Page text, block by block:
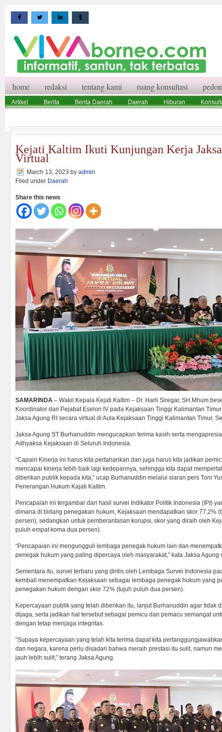
home redaksi tentang kami ruang konsultasi
Artikel Berita Berita Daerah Daerah Hiburan
Kejati Kaltim Ikuti Kunjungan Kerja
Virtual
March 13, 2023 by admin
Filed under Daerah
Share this news
SAMARINDA – Wakil Kepala Kejati Kaltim – Dr. Harli Siregar, SH.Mhum
Koordinator dan Pejabat Eselon IV pada Kejaksaan Tinggi Kalimantan
Jaksa Agung RI secara virtual di Aula Kejaksaan Tinggi Kalimantan Timur,
Jaksa Agung ST Burhanuddin mengucapkan terima kasih serta
Adhyaksa Kejaksaan di Seluruh Indonesia.
“Capain Kinerja ini harus kita pertahankan dan juga harus kita jadikan
mencapai kinerja lebih baik lagi kedepannya, sehingga kita dapat
diberikan publik kepada kita,” ucap Burhanuddin melalui siaran pers Toni
Penerangan Hukum Kajati Kaltim.
Pencapaian ini tergambar dari hasil survei Indikator Politik Indonesia (IPI)
dimana di bidang penegakan hukum, Kejaksaan mendapatkan skor 77,2%
persen), sedangkan untuk pemberantasan korupsi, skor yang diraih oleh
puluh empat koma dua persen).
“Pencapaian ini mengungguli lembaga penegak hukum lain dan
penegak hukum yang paling dipercaya oleh masyarakat,” kata Jaksa Agung
Sementara itu, survei terbaru yang dirilis oleh Lembaga Survei Indonesia
kembali menempatkan Kejaksaan sebagai lembaga penegak hukum yang
penegakan hukum dengan skor 72% (tujuh puluh dua persen).
Kepercayaan publik yang telah diberikan itu, lanjut Burhanuddin agar tidak
dijaga, serta jadikan hal tersebut sebagai pemicu dan pemacu semangat
dengan tetap menjaga integritas.
“Supaya kepercayaan yang telah kita terima dapat kita
dan negara, karena perlu disadari bahwa meraih prestasi itu sulit, namun
jauh lebih sulit,” terang Jaksa Agung.